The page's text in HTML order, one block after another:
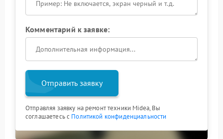
Комментарий к заявке:
Отправить заявку
Отправляя заявку на ремонт техники Midea, Вы
соглашаетесь с Политикой конфиденциальности